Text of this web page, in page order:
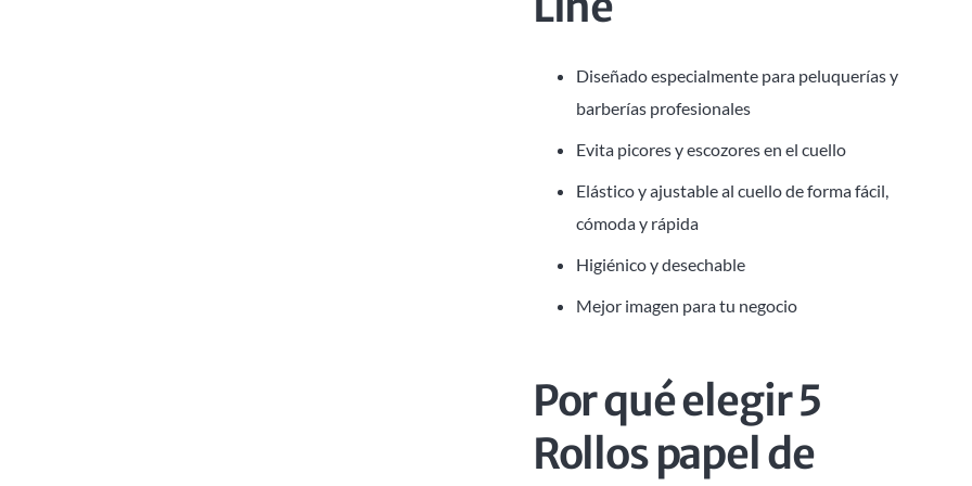
Diseñado especialmente para peluquerías y
barberías profesionales
Evita picores y escozores en el cuello
Elástico y ajustable al cuello de forma fácil,
cómoda y rápida
Higiénico y desechable
Mejor imagen para tu negocio
Por qué elegir 5
Rollos papel de